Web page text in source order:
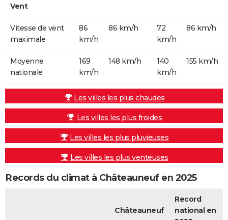
Vent
Vitesse de vent
maximale
86
km/h
86 km/h
72
km/h
86 km/h
Moyenne
nationale
169
km/h
148 km/h
140
km/h
155 km/h
Les villes les plus chaudes
Les villes les plus froides
Les villes les plus pluvieuses
Les villes les plus venteuses
Records du climat à Châteauneuf en 2025
Châteauneuf
Record
national en